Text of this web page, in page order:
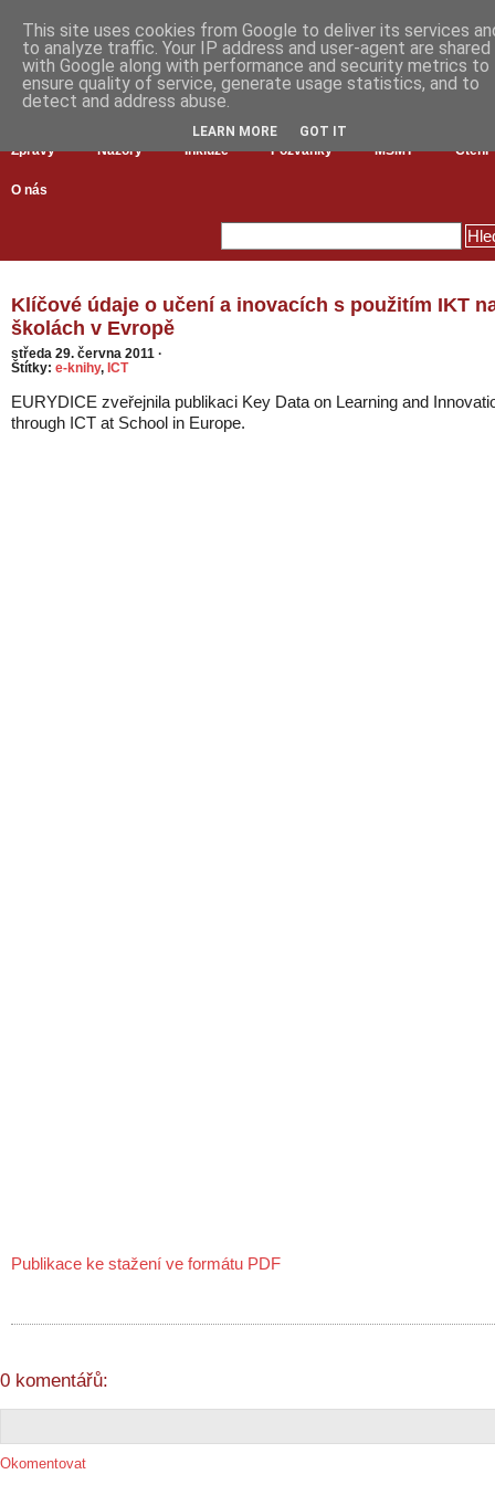
Zprávy Názory Inkluze Pozvánky MŠMT Čtení
O nás
Klíčové údaje o učení a inovacích s použitím IKT
školách v Evropě
středa 29. června 2011 ·
Štítky: e-knihy, ICT
EURYDICE zveřejnila publikaci Key Data on Learning and
through ICT at School in Europe.
Publikace ke stažení ve formátu PDF
0 komentářů:
Okomentovat
This site uses cookies from Google to deliver its services
to analyze traffic. Your IP address and user-agent are shared
with Google along with performance and security metrics to
ensure quality of service, generate usage statistics, and to
detect and address abuse.
LEARN MORE GOT IT